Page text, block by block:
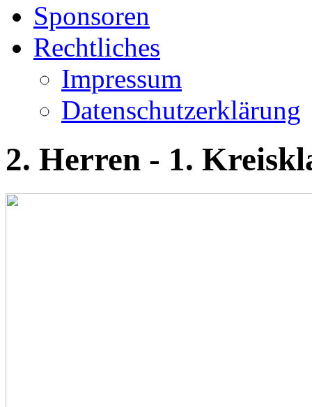
Sponsoren
Rechtliches
Impressum
Datenschutzerklärung
2. Herren - 1.